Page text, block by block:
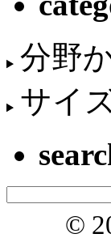
分野
サイ
©